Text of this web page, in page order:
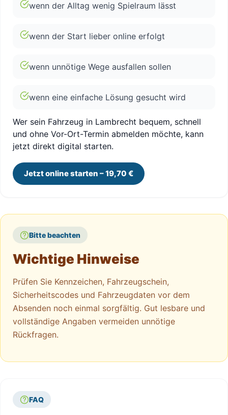
wenn der Alltag wenig Spielraum lässt
wenn der Start lieber online erfolgt
wenn unnötige Wege ausfallen sollen
wenn eine einfache Lösung gesucht wird
Wer sein Fahrzeug in Lambrecht bequem, schnell
und ohne Vor-Ort-Termin abmelden möchte, kann
jetzt direkt digital starten.
Jetzt online starten – 19,70 €
Bitte beachten
Wichtige Hinweise
Prüfen Sie Kennzeichen, Fahrzeugschein,
Sicherheitscodes und Fahrzeugdaten vor dem
Absenden noch einmal sorgfältig. Gut lesbare und
vollständige Angaben vermeiden unnötige
Rückfragen.
FAQ